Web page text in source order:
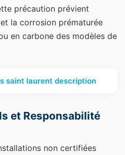
précaution prévient
la corrosion prématurée
en carbone des modèles de
saint laurent description
et Responsabilité
non certifiées